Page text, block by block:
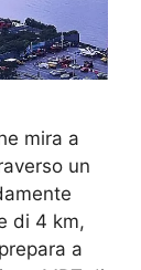
mira a
un
di 4 km,
a